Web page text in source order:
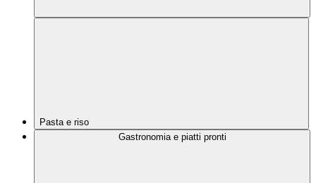
Pasta e riso
Gastronomia e piatti pronti